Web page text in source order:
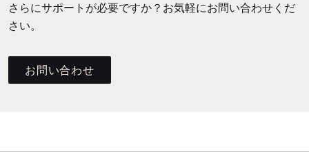
さらにサポートが必要ですか？お気軽にお問い合わせくだ
さい。
お問い合わせ